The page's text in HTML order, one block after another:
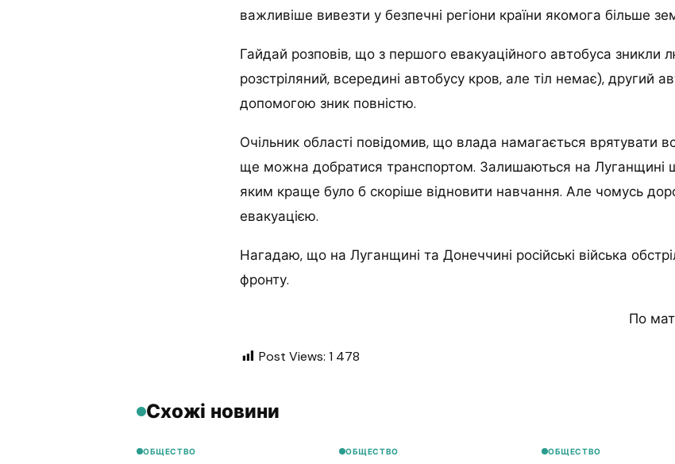
важливіше вивезти у безпечні регіони країни якомога більше
Гайдай розповів, що з першого евакуаційного автобуса зникли
розстріляний, всередині автобусу кров, але тіл немає), другий
допомогою зник повністю.
Очільник області повідомив, що влада намагається врятувати
ще можна добратися транспортом. Залишаються на Луганщині
яким краще було б скоріше відновити навчання. Але чомусь
евакуацією.
Нагадаю, що на Луганщині та Донеччині російські війська
фронту.
По
Post Views: 1 478
Схожі новини
ОБЩЕСТВО ОБЩЕСТВО ОБЩЕСТВО